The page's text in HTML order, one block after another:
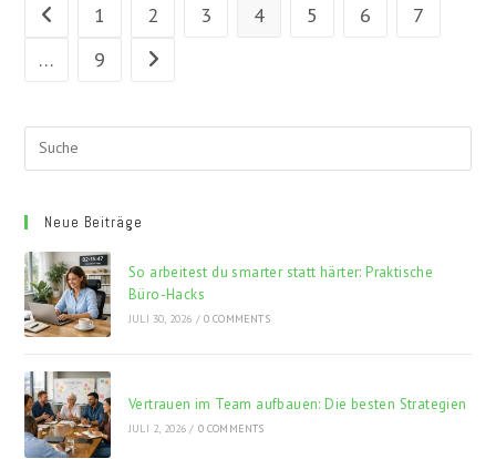
Gehe zur vorherigen Seite
1 2 3 4 5 6
7
…
9 Gehe zur nächsten Seite
Neue Beiträge
So arbeitest du smarter statt härter: Praktische
Büro-Hacks
JULI 30, 2026 / 0 COMMENTS
Vertrauen im Team aufbauen: Die besten Strategien
JULI 2, 2026 / 0 COMMENTS